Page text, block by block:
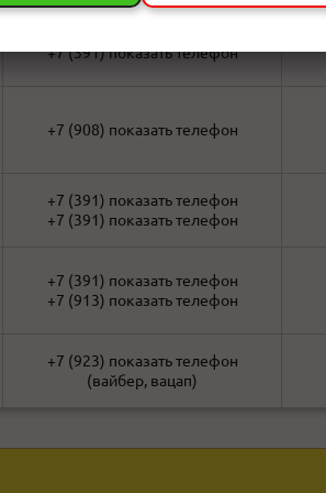
+7 (391)показать телефон
+7 (908) показать телефон
+7 (391) показать телефон
+7 (391) показать телефон
+7 (391) показать телефон
+7 (913) показать телефон
+7 (923) показать телефон
(вайбер, вацап)